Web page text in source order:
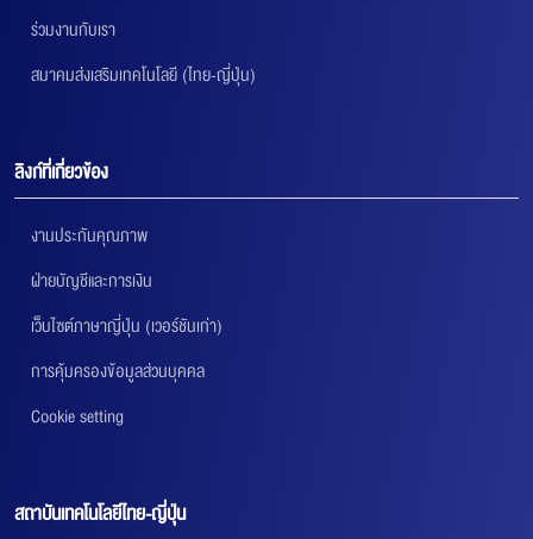
ร่วมงานกับเรา
สมาคมส่งเสริมเทคโนโลยี (ไทย-ญี่ปุ่น)
ลิงก์ที่เกี่ยวข้อง
งานประกันคุณภาพ
ฝ่ายบัญชีและการเงิน
เว็บไซต์ภาษาญี่ปุ่น (เวอร์ชันเก่า)
การคุ้มครองข้อมูลส่วนบุคคล
Cookie setting
สถาบันเทคโนโลยีไทย-ญี่ปุ่น